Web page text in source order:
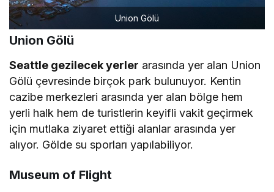
Union Gölü
Union Gölü
Seattle gezilecek yerler arasında yer alan Union
Gölü çevresinde birçok park bulunuyor. Kentin
cazibe merkezleri arasında yer alan bölge hem
yerli halk hem de turistlerin keyifli vakit geçirmek
için mutlaka ziyaret ettiği alanlar arasında yer
alıyor. Gölde su sporları yapılabiliyor.
Museum of Flight